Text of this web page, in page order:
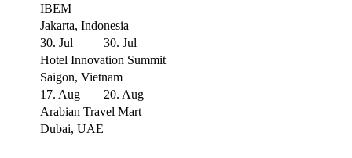
IBEM
Jakarta, Indonesia
30. Jul
30. Jul
Hotel Innovation Summit
Saigon, Vietnam
17. Aug
20. Aug
Arabian Travel Mart
Dubai, UAE